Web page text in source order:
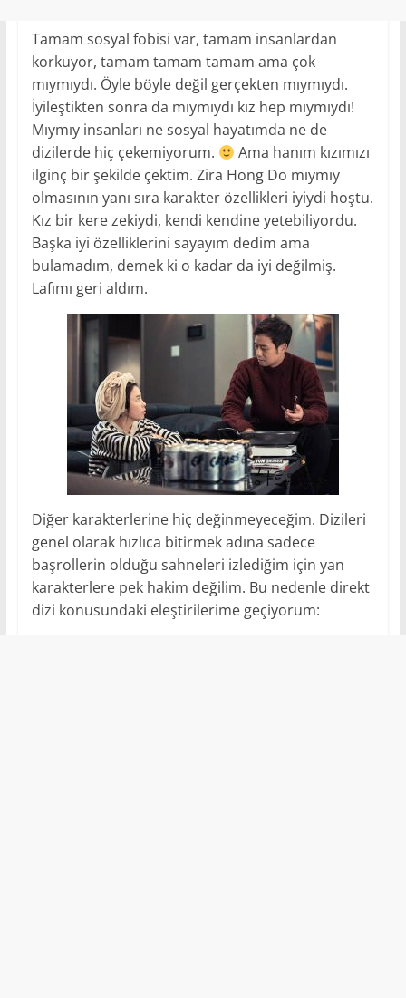
Tamam sosyal fobisi var, tamam insanlardan
korkuyor, tamam tamam tamam ama çok
mıymıydı. Öyle böyle değil gerçekten mıymıydı.
İyileştikten sonra da mıymıydı kız hep mıymıydı!
Mıymıy insanları ne sosyal hayatımda ne de
dizilerde hiç çekemiyorum.
Ama hanım kızımızı
ilginç bir şekilde çektim. Zira Hong Do mıymıy
olmasının yanı sıra karakter özellikleri iyiydi hoştu.
Kız bir kere zekiydi, kendi kendine yetebiliyordu.
Başka iyi özelliklerini sayayım dedim ama
bulamadım, demek ki o kadar da iyi değilmiş.
Lafımı geri aldım.
Diğer karakterlerine hiç değinmeyeceğim. Dizileri
genel olarak hızlıca bitirmek adına sadece
başrollerin olduğu sahneleri izlediğim için yan
karakterlere pek hakim değilim. Bu nedenle direkt
dizi konusundaki eleştirilerime geçiyorum: